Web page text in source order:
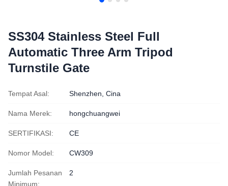
SS304 Stainless Steel Full
Automatic Three Arm Tripod
Turnstile Gate
Tempat Asal: Shenzhen, Cina
Nama Merek: hongchuangwei
SERTIFIKASI: CE
Nomor Model: CW309
Jumlah Pesanan
Minimum:
2